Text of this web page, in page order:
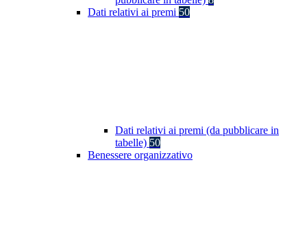
Dati relativi ai premi 50
Dati relativi ai premi (da pubblicare in
tabelle) 50
Benessere organizzativo